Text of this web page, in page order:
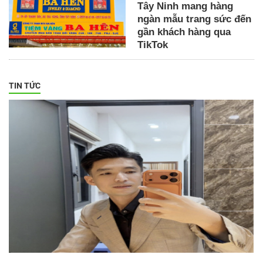
Tây Ninh mang hàng
ngàn mẫu trang sức đến
gần khách hàng qua
TikTok
TIN TỨC